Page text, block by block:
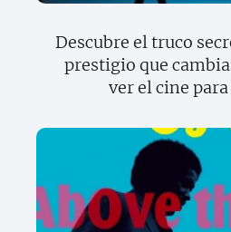
Descubre el truco
prestigio que
ver el cine